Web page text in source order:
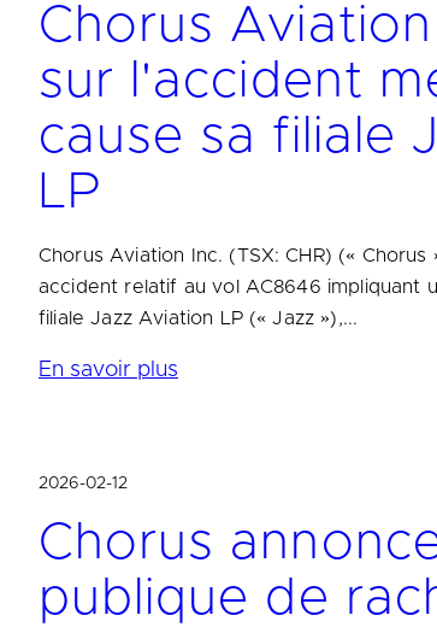
Chorus
sur l'accident
cause sa filiale
LP
Chorus Aviation Inc. (TSX: CHR) («
accident relatif au vol AC8646 impliquant
filiale Jazz Aviation LP (« Jazz »),...
En savoir plus
2026-02-12
Chorus
publique de